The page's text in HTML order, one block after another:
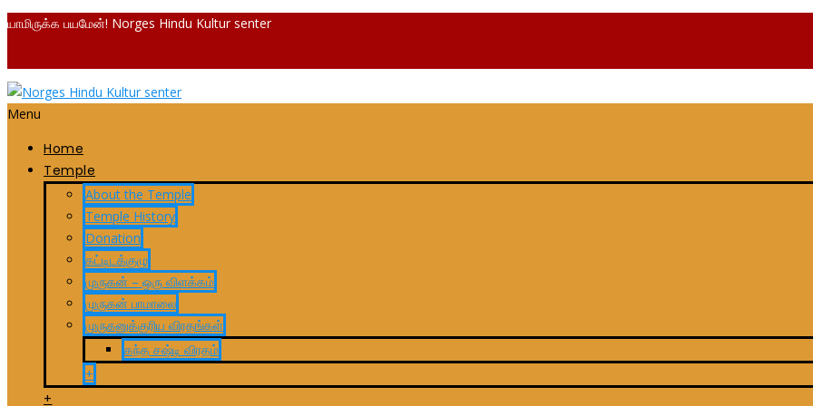
யாமிருக்க பயமேன்! Norges Hindu Kultur senter
Menu
Home
Temple
About the Temple
Temple History
Donation
கட்டிடக்குழு
முருகன் – ஒரு விளக்கம்
முருகன் பாமாலை
முருகனுக்குரிய விரதங்கள்
கந்த சஷ்டி விரதம்
+
+